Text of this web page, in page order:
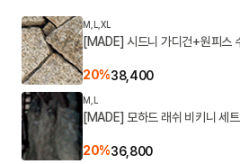
M,L,XL
[MADE] 시드니 가디건+원피스
20%38,400
M,L
[MADE] 모하드 래쉬 비키니 세트
20%36,800